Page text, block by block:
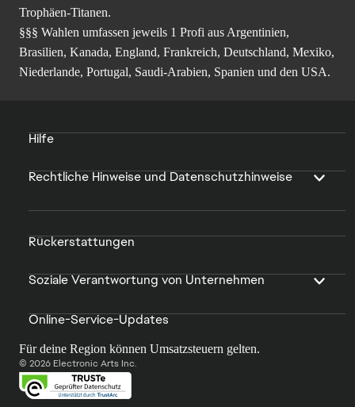
Trophäen-Titanen.
§§§ Wahlen umfassen jeweils 1 Profi aus Argentinien,
Brasilien, Kanada, England, Frankreich, Deutschland, Mexiko,
Niederlande, Portugal, Saudi-Arabien, Spanien und den USA.
Hilfe
Rechtliche Hinweise und Datenschutzhinweise
Rückerstattungen
Soziale Verantwortung von Unternehmen
Online-Service-Updates
Für deine Region können Umsatzsteuern gelten.
© 2026 Electronic Arts Inc.